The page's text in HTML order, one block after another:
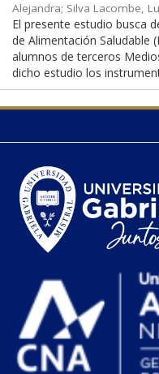
Alejandra; Silva Lacombe,
El presente estudio busca
de Alimentación Saludable
alumnos de terceros
dicho estudio los